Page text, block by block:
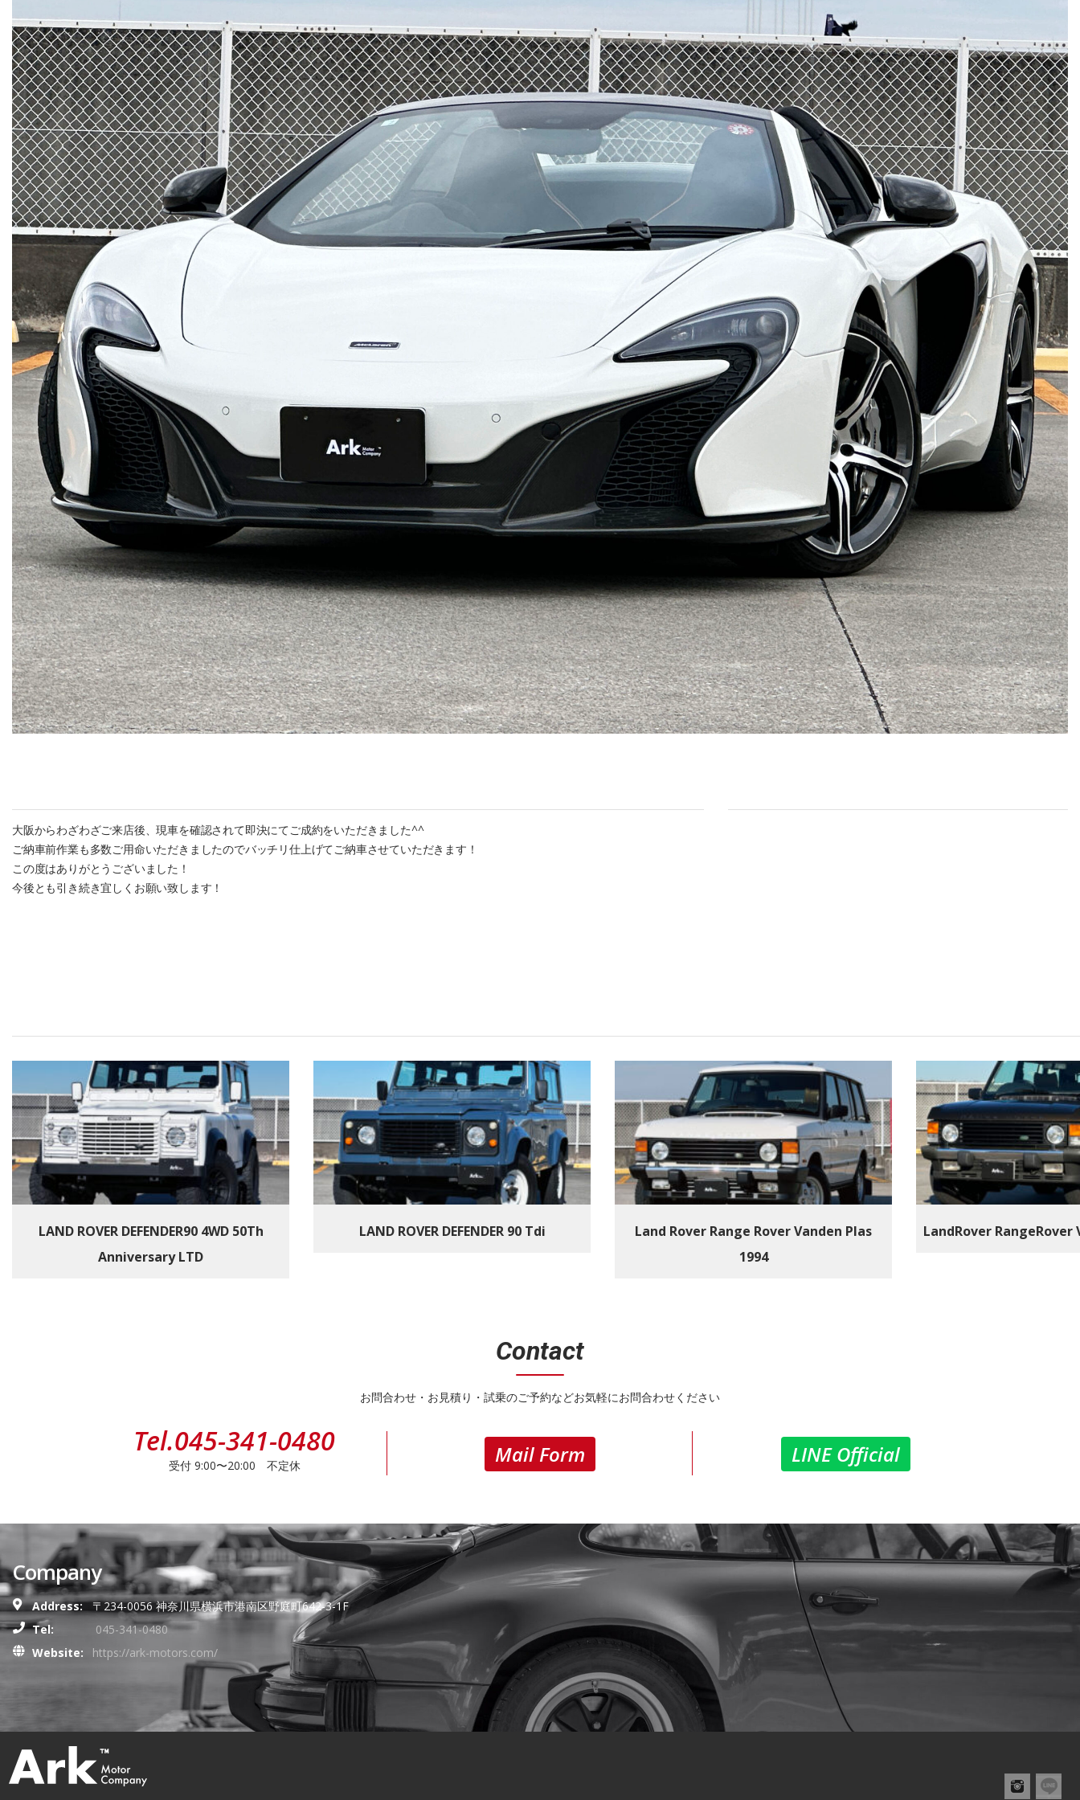
大阪からわざわざご来店後、現車を確認されて即決にてご成約をいただきました^^
ご納車前作業も多数ご用命いただきましたのでバッチリ仕上げてご納車させていただきます！
この度はありがとうございました！
今後とも引き続き宜しくお願い致します！
LAND ROVER DEFENDER90 4WD 50Th
Anniversary LTD
LAND ROVER DEFENDER 90 Tdi
Land Rover Range Rover Vanden Plas
1994
LandRover RangeRover
Contact
お問合わせ・お見積り・試乗のご予約などお気軽にお問合わせください
Tel.045-341-0480
受付 9:00〜20:00 不定休 Mail Form LINE Official
Company
Address:
〒234-0056 神奈川県横浜市港南区野庭町642-3-1F
Tel:
045-341-0480
Website:
https://ark-motors.com/